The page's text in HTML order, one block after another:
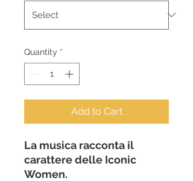
Quantity *
Add to Cart
La musica racconta il
carattere delle Iconic
Women.